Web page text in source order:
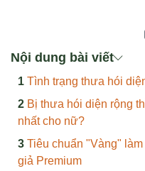
Nội dung bài viết
Tình trạng thưa hói
Bị thưa hói diện rộng
nhất cho nữ?
Tiêu chuẩn "Vàng"
giả Premium